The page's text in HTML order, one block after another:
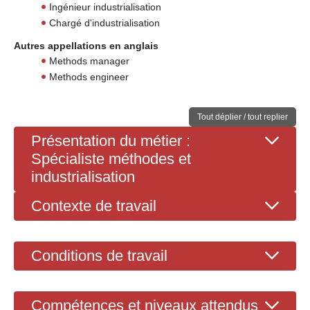
Ingénieur industrialisation
Chargé d'industrialisation
Autres appellations en anglais
Methods manager
Methods engineer
Tout déplier / tout replier
Présentation du métier :
Spécialiste méthodes et
industrialisation
Contexte de travail
Conditions de travail
Compétences et niveaux attendus